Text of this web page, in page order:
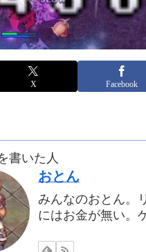
X Facebook
書いた人
おとん
みんなのおとん。
にはお金が無い。